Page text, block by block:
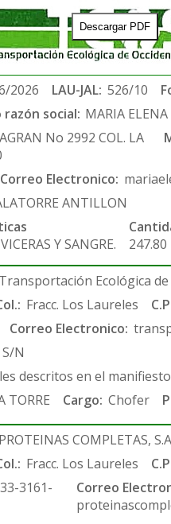
Descargar PDF
2026 LAU-JAL: 526/10
social: MARIA
No 2992 COL. LA
Correo Electronico:
ANTILLON
Y SANGRE.
247.80
Transportación Ecológica de
Fracc. Los Laureles
Correo Electronico:
S/N
descritos en el
TORRE Cargo: Chofer
PROTEINAS COMPLETAS,
Fracc. Los Laureles
3161-
Correo